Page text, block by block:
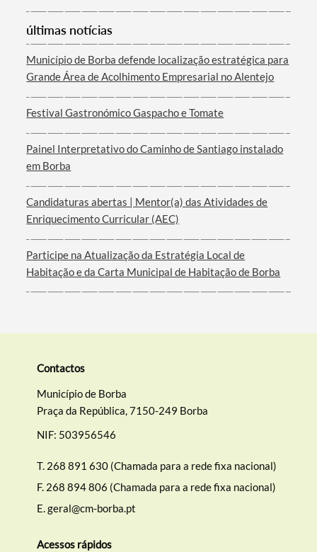
Filtros
últimas notícias
Município de Borba defende localização estratégica para
Grande Área de Acolhimento Empresarial no Alentejo
Festival Gastronómico Gaspacho e Tomate
Painel Interpretativo do Caminho de Santiago instalado
em Borba
Candidaturas abertas | Mentor(a) das Atividades de
Enriquecimento Curricular (AEC)
Participe na Atualização da Estratégia Local de
Habitação e da Carta Municipal de Habitação de Borba
Contactos
Município de Borba
Praça da República, 7150-249 Borba
NIF: 503956546
T. 268 891 630 (Chamada para a rede fixa nacional)
F. 268 894 806 (Chamada para a rede fixa nacional)
E.geral@cm-borba.pt
Acessos rápidos